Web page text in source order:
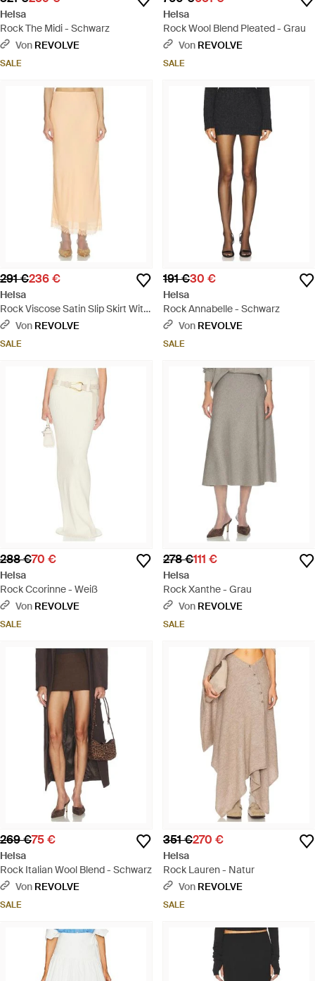
Helsa
Rock The Midi - Schwarz
Von REVOLVE
SALE
Helsa
Rock Wool Blend Pleated - Grau
Von REVOLVE
SALE
291 €236 €
Helsa
Rock Viscose Satin Slip Skirt With
Lace - Weiß
Von REVOLVE
SALE
191 €30 €
Helsa
Rock Annabelle - Schwarz
Von REVOLVE
SALE
288 €70 €
Helsa
Rock Ccorinne - Weiß
Von REVOLVE
SALE
278 €111 €
Helsa
Rock Xanthe - Grau
Von REVOLVE
SALE
269 €75 €
Helsa
Rock Italian Wool Blend - Schwarz
Von REVOLVE
SALE
351 €270 €
Helsa
Rock Lauren - Natur
Von REVOLVE
SALE